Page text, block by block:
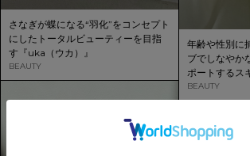
さなぎが蝶になる“羽化”をコンセプト
にしたトータルビューティーを目指
す『uka（ウカ）』
BEAUTY
年齢や性別に
ブでしなやか
ポートするス
イルブランド
ア）」がデビ
BEAUTY